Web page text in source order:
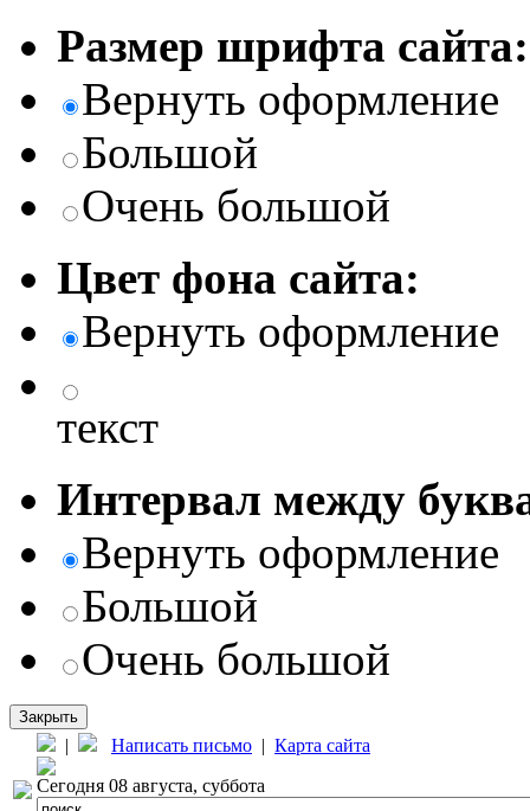
Размер шрифта сайта:
Вернуть оформление
Большой
Очень большой
Цвет фона сайта:
Вернуть оформление
текст
Интервал между
Вернуть оформление
Большой
Очень большой
Закрыть
| Написать письмо | Карта сайта
Сегодня 08 августа, суббота